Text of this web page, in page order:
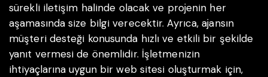
sürekli iletişim halinde olacak ve projenin her
aşamasında size bilgi verecektir. Ayrıca, ajansın
müşteri desteği konusunda hızlı ve etkili bir şekilde
yanıt vermesi de önemlidir. İşletmenizin
ihtiyaçlarına uygun bir web sitesi oluşturmak için,